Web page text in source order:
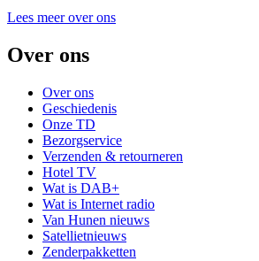
Lees meer over ons
Over ons
Over ons
Geschiedenis
Onze TD
Bezorgservice
Verzenden & retourneren
Hotel TV
Wat is DAB+
Wat is Internet radio
Van Hunen nieuws
Satellietnieuws
Zenderpakketten